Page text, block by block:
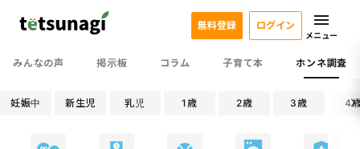
みんなの声 掲示板 コラム 子育て本 ホンネ調査
無料登録 ログイン
メニュー
妊娠中 新生児 乳児 1歳 2歳 3歳 4